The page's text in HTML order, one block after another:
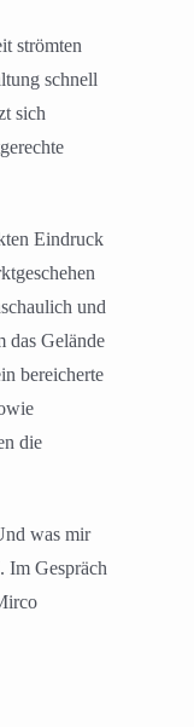
strömten
schnell
sich
Eindruck
und
das Gelände
bereicherte
die
was mir
Im Gespräch